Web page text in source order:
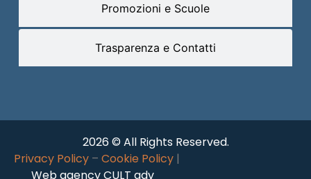
Promozioni e Scuole
Trasparenza e Contatti
2026 © All Rights Reserved.
Privacy Policy – Cookie Policy |
Web agency CULT adv